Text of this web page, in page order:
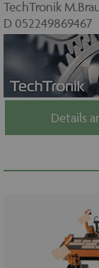
TechTronik
D 052249869467
Details